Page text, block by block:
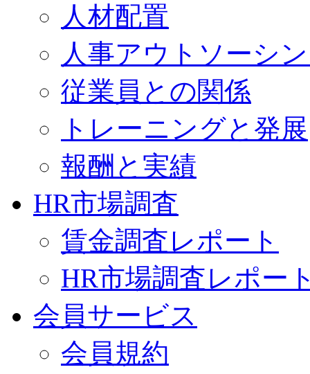
人材配置
人事アウトソーシ
従業員との関係
トレーニングと発展
報酬と実績
HR市場調査
賃金調査レポート
HR市場調査レポー
会員サービス
会員規約